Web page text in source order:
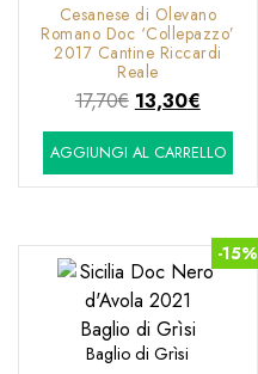
Cesanese di Olevano
Romano Doc ‘Collepazzo’
2017 Cantine Riccardi
Reale
17,70€ Il
prezzo
originale
era:
13,30€Il
prezzo
attuale
è:
AGGIUNGI AL CARRELLO
-15%
Baglio di Grìsi